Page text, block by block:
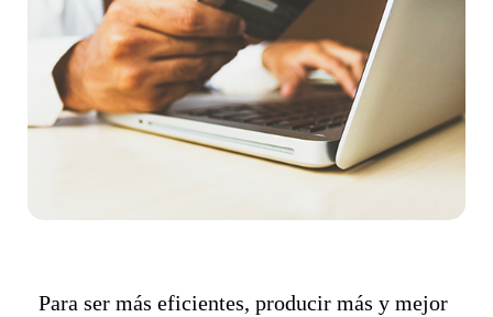
Para ser más eficientes, producir más y mejor